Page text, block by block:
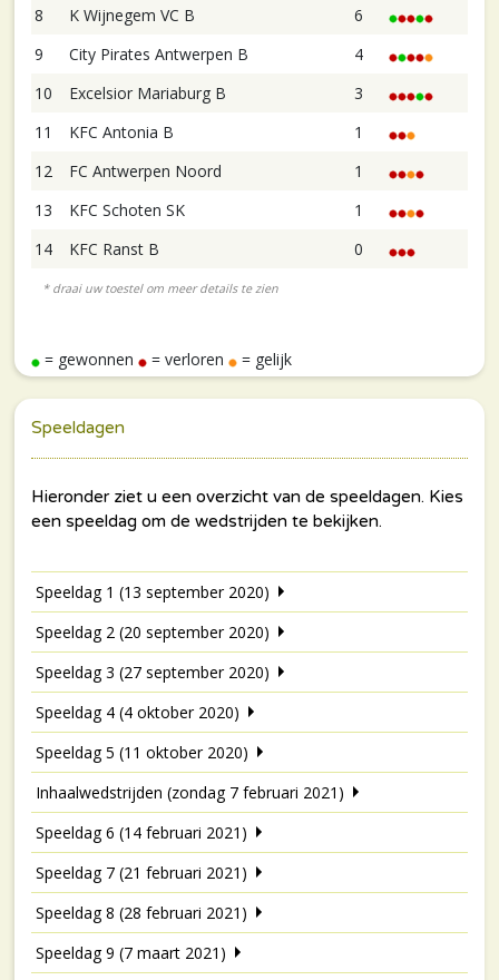
8
K Wijnegem VC B
6
9
City Pirates Antwerpen B
4
10
Excelsior Mariaburg B
3
11
KFC Antonia B
1
12
FC Antwerpen Noord
1
13
KFC Schoten SK
1
14
KFC Ranst B 0
= gewonnen = verloren = gelijk
Speeldagen
Speeldag 1 (13 september 2020)
Speeldag 2 (20 september 2020)
Speeldag 3 (27 september 2020)
Speeldag 4 (4 oktober 2020)
Speeldag 5 (11 oktober 2020)
Inhaalwedstrijden (zondag 7 februari 2021)
Speeldag 6 (14 februari 2021)
Speeldag 7 (21 februari 2021)
Speeldag 8 (28 februari 2021)
Speeldag 9 (7 maart 2021)